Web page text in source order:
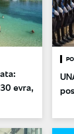
evra,